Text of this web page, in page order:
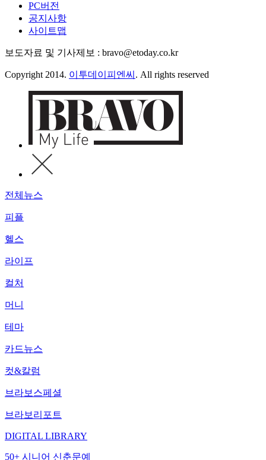
PC버전
공지사항
사이트맵
보도자료 및 기사제보 : bravo@etoday.co.kr
Copyright 2014. 이투데이피엔씨 . All rights reserved
전체뉴스
피플
헬스
라이프
컬처
머니
테마
카드뉴스
컷&칼럼
브라보스페셜
브라보리포트
DIGITAL LIBRARY
50+ 시니어 신춘문예